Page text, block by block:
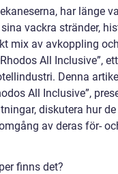
har länge
vackra stränder,
mix av avkoppling
All Inclusive”, ett
Denna
All Inclusive”,
diskutera hur
av deras för-
finns det?